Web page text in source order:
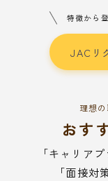
特徴から
JACリ
理想
おす
「キャリア
「面接対